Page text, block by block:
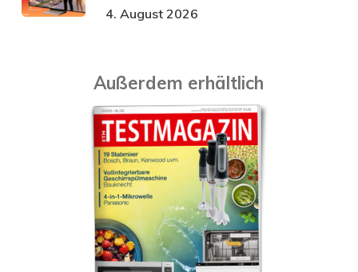
4. August 2026
Außerdem erhältlich